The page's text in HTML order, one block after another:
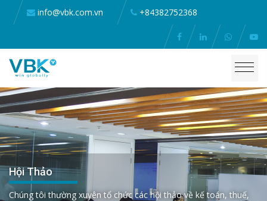
info@vbk.com.vn +84382752368
Hội Thảo
Chúng tôi thường xuyên tổ chức các hội thảo về kế toán, thuế,